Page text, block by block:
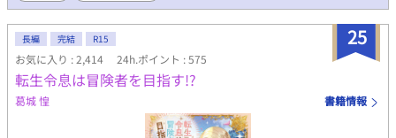
25
長編 完結 R15
お気に入り : 2,414 24h.ポイント : 575
転生令息は冒険者を目指す!?
葛城 惶 書籍情報